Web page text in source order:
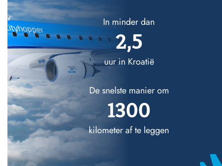
In minder dan
2,5
uur in Kroatië
De snelste manier om
1300
kilometer af te leggen